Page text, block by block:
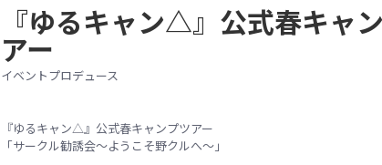
『ゆるキャン△』公式春キャ
アー
イベントプロデュース
『ゆるキャン△』公式春キャンプツアー
「サークル勧誘会～ようこそ野クルへ～」